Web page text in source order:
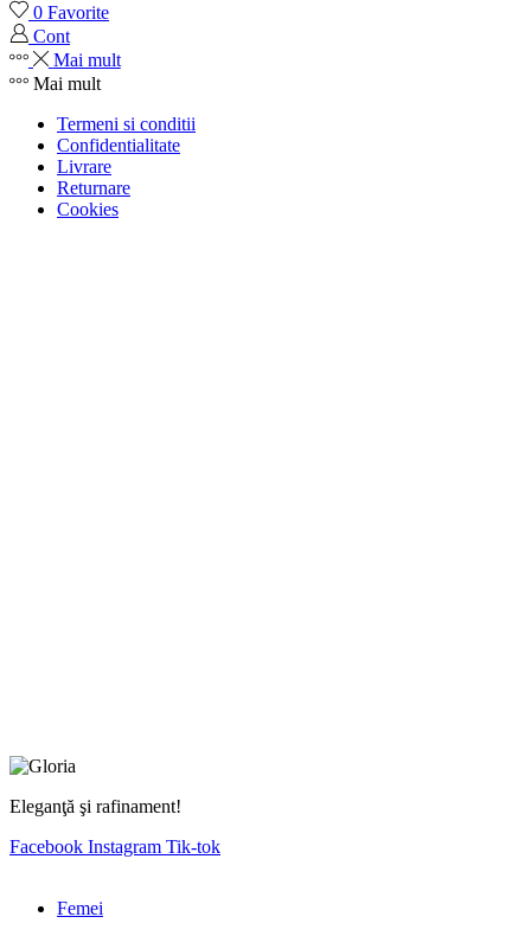
0 Favorite
Cont
Mai mult
Mai mult
Termeni si conditii
Confidentialitate
Livrare
Returnare
Cookies
Eleganţă şi rafinament!
Facebook Instagram Tik-tok
Femei